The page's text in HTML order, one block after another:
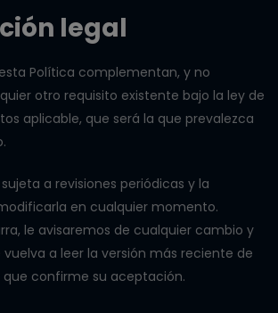
legal
Política complementan, y no
otro requisito existente bajo la ley de
aplicable, que será la que prevalezca
a revisiones periódicas y la
en cualquier momento.
le avisaremos de cualquier cambio y
a leer la versión más reciente de
que confirme su aceptación.